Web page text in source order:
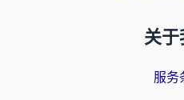
关于
服务